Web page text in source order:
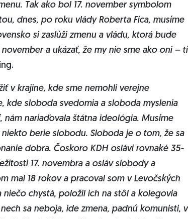
Tak ako bol 17. november symbolom
dnes, po roku vlády Roberta Fica, musíme
si zaslúži zmenu a vládu, ktorá bude
a ukázať, že my nie sme ako oni – tí
v krajine, kde sme nemohli verejne
kde sloboda svedomia a sloboda myslenia
nariaďovala štátna ideológia. Musíme
berie slobodu. Sloboda je o tom, že sa
dobra. Čoskoro KDH oslávi rovnaké 35-
17. novembra a osláv slobody a
mal 18 rokov a pracoval som v Levočských
chystá, položil ich na stôl a kolegovia
sa neboja, ide zmena, padnú komunisti, v